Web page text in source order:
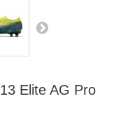
Elite AG Pro